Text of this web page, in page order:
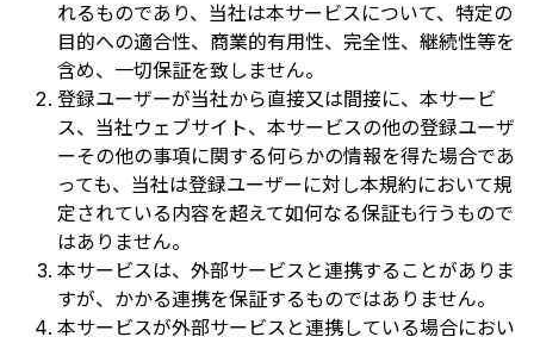
れるものであり、当社は本サービスについて、特定の
目的への適合性、商業的有用性、完全性、継続性等を
含め、一切保証を致しません。
登録ユーザーが当社から直接又は間接に、本サービ
ス、当社ウェブサイト、本サービスの他の登録ユーザ
ーその他の事項に関する何らかの情報を得た場合であ
っても、当社は登録ユーザーに対し本規約において規
定されている内容を超えて如何なる保証も行うもので
はありません。
本サービスは、外部サービスと連携することがありま
すが、かかる連携を保証するものではありません。
本サービスが外部サービスと連携している場合におい